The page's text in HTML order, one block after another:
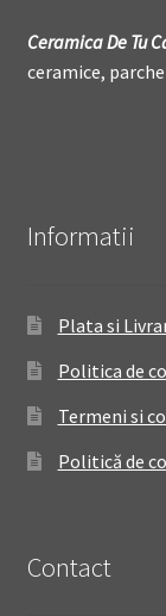
Ceramica DeTu
ceramice,
Informatii
Plata si
Politica de
Termeni si
Politică de
Contact